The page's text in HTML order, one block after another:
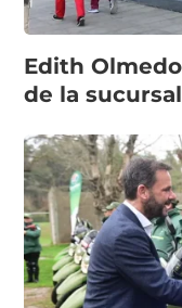
Edith
de la